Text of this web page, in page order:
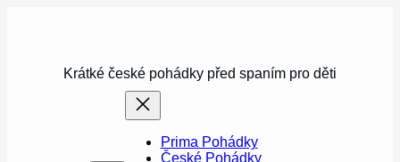
Krátké české pohádky před spaním pro děti
Prima Pohádky
České Pohádky